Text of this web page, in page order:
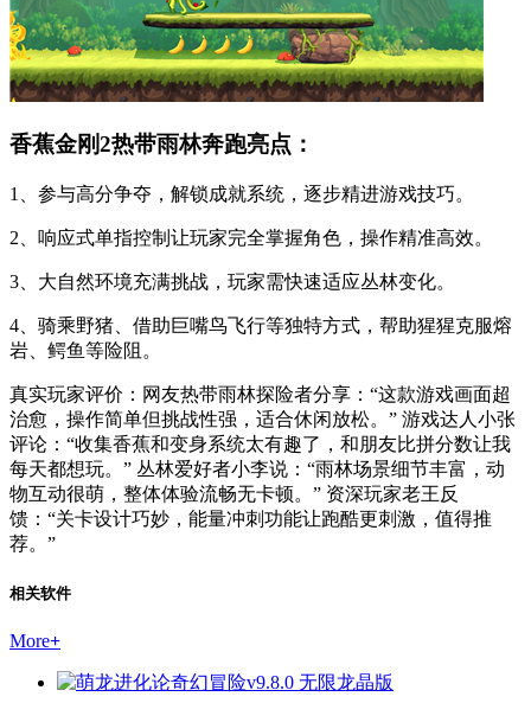
香蕉金刚2热带雨林奔跑亮点：
1、参与高分争夺，解锁成就系统，逐步精进游戏技巧。
2、响应式单指控制让玩家完全掌握角色，操作精准高效。
3、大自然环境充满挑战，玩家需快速适应丛林变化。
4、骑乘野猪、借助巨嘴鸟飞行等独特方式，帮助猩猩克服熔
岩、鳄鱼等险阻。
真实玩家评价：网友热带雨林探险者分享：“这款游戏画面超
治愈，操作简单但挑战性强，适合休闲放松。” 游戏达人小张
评论：“收集香蕉和变身系统太有趣了，和朋友比拼分数让我
每天都想玩。” 丛林爱好者小李说：“雨林场景细节丰富，动
物互动很萌，整体体验流畅无卡顿。” 资深玩家老王反
馈：“关卡设计巧妙，能量冲刺功能让跑酷更刺激，值得推
荐。”
相关软件
More+